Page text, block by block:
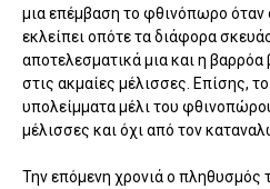
μια επέμβαση το φθινόπωρο όταν
εκλείπει οπότε τα διάφορα
αποτελεσματικά μια και η βαρρόα
στις ακμαίες μέλισσες. Επίσης,
υπολείμματα μέλι του
μέλισσες και όχι από τον
Την επόμενη χρονιά ο πληθυσμός